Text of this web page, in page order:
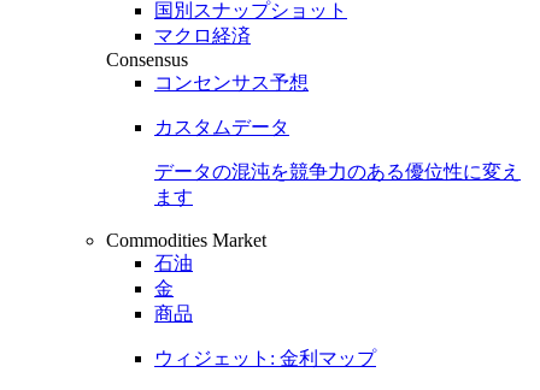
国別スナップショット
マクロ経済
Consensus
コンセンサス予想
カスタムデータ
データの混沌を競争力のある優位性に変え
ます
Commodities Market
石油
金
商品
ウィジェット: 金利マップ